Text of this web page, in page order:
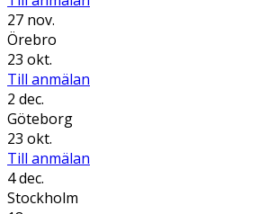
27 nov.
Örebro
23 okt.
Till anmälan
2 dec.
Göteborg
23 okt.
Till anmälan
4 dec.
Stockholm